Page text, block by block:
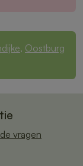
, Oostburg
vragen